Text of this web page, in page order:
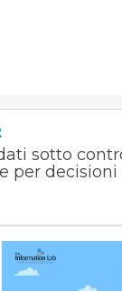
sotto
per